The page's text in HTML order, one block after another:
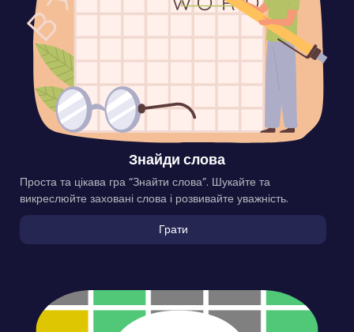
Знайди слова
Проста та цікава гра “Знайти слова”. Шукайте та
викреслюйте заховані слова і розвивайте уважність.
Грати